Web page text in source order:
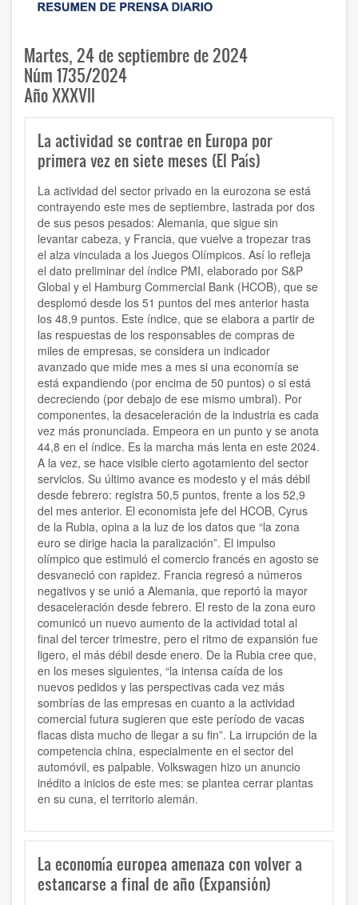
Martes, 24 de septiembre de 2024
Núm 1735/2024
Año XXXVII
La actividad se contrae en Europa por
primera vez en siete meses (El País)
La actividad del sector privado en la eurozona se está
contrayendo este mes de septiembre, lastrada por dos
de sus pesos pesados: Alemania, que sigue sin
levantar cabeza, y Francia, que vuelve a tropezar tras
el alza vinculada a los Juegos Olímpicos. Así lo refleja
el dato preliminar del índice PMI, elaborado por S&P
Global y el Hamburg Commercial Bank (HCOB), que se
desplomó desde los 51 puntos del mes anterior hasta
los 48,9 puntos. Este índice, que se elabora a partir de
las respuestas de los responsables de compras de
miles de empresas, se considera un indicador
avanzado que mide mes a mes si una economía se
está expandiendo (por encima de 50 puntos) o si está
decreciendo (por debajo de ese mismo umbral). Por
componentes, la desaceleración de la industria es cada
vez más pronunciada. Empeora en un punto y se anota
44,8 en el índice. Es la marcha más lenta en este 2024.
A la vez, se hace visible cierto agotamiento del sector
servicios. Su último avance es modesto y el más débil
desde febrero: registra 50,5 puntos, frente a los 52,9
del mes anterior. El economista jefe del HCOB, Cyrus
de la Rubia, opina a la luz de los datos que “la zona
euro se dirige hacia la paralización”. El impulso
olímpico que estimuló el comercio francés en agosto se
desvaneció con rapidez. Francia regresó a números
negativos y se unió a Alemania, que reportó la mayor
desaceleración desde febrero. El resto de la zona euro
comunicó un nuevo aumento de la actividad total al
final del tercer trimestre, pero el ritmo de expansión fue
ligero, el más débil desde enero. De la Rubia cree que,
en los meses siguientes, “la intensa caída de los
nuevos pedidos y las perspectivas cada vez más
sombrías de las empresas en cuanto a la actividad
comercial futura sugieren que este período de vacas
flacas dista mucho de llegar a su fin”. La irrupción de la
competencia china, especialmente en el sector del
automóvil, es palpable. Volkswagen hizo un anuncio
inédito a inicios de este mes: se plantea cerrar plantas
en su cuna, el territorio alemán.
La economía europea amenaza con volver a
estancarse a final de año (Expansión)